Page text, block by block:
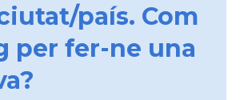
país. Com
per fer-ne una